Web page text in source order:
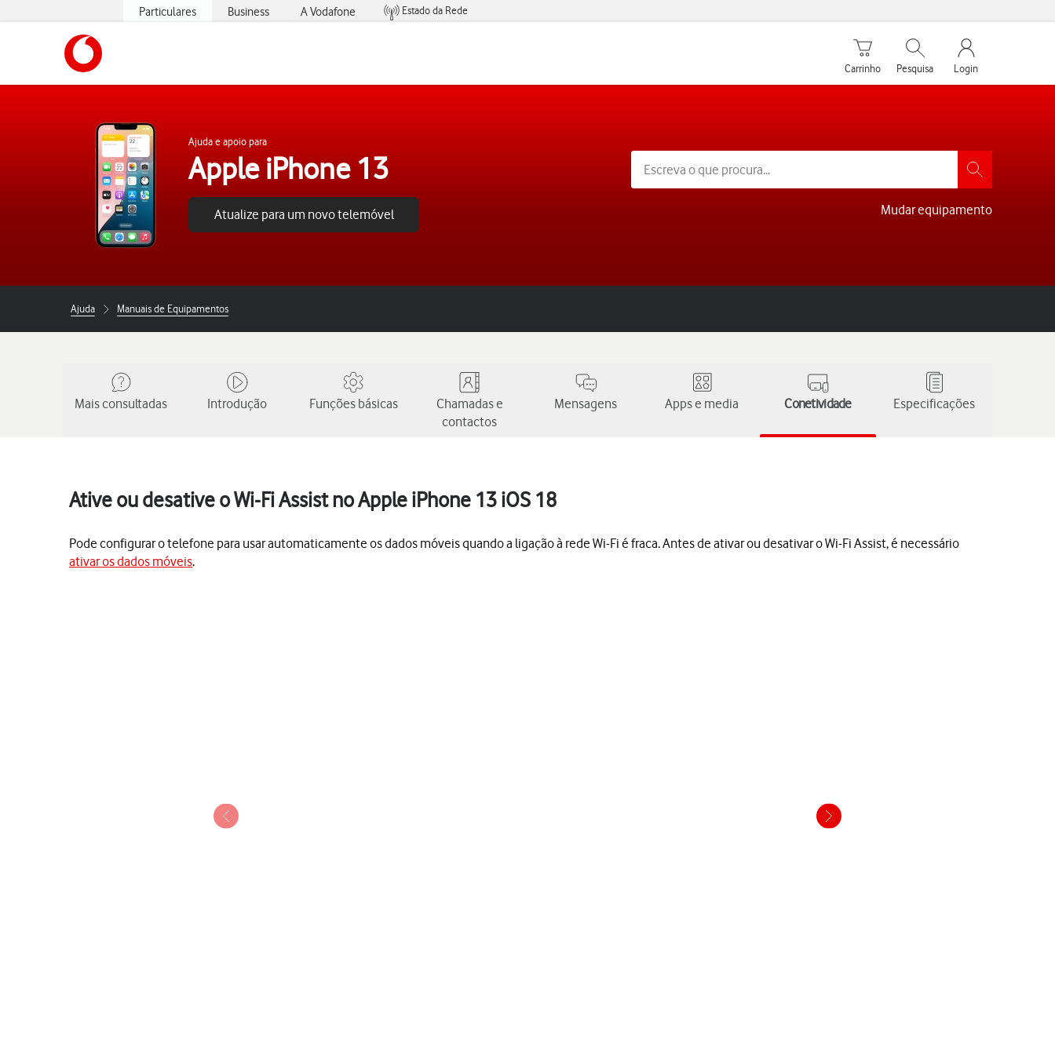
Particulares Business A Vodafone
Estado da Rede
Carrinho de compras
Carrinho
Pesquisar
Pesquisa
My Vodafone
Login
Ajuda e apoio para
Apple iPhone 13
Atualize para um novo telemóvel Mudar equipamento
Ajuda Manuais de Equipamentos
Mais consultadas Introdução Funções básicas
Chamadas e
contactos
Mensagens Apps e media Conetividade Especificações
Ative ou desative o Wi-Fi Assist no Apple iPhone 13 iOS 18
Pode configurar o telefone para usar automaticamente os dados móveis quando a ligação à rede Wi-Fi é fraca. Antes de ativar ou desativar o Wi-Fi Assist, é necessário
ativar os dados móveis.